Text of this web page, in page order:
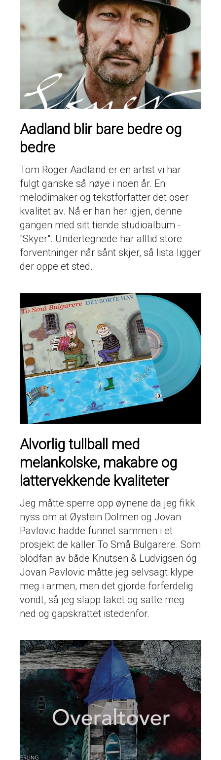
Aadland blir bare bedre og
bedre
Tom Roger Aadland er en artist vi har
fulgt ganske så nøye i noen år. En
melodimaker og tekstforfatter det oser
kvalitet av. Nå er han her igjen, denne
gangen med sitt tiende studioalbum -
"Skyer". Undertegnede har alltid store
forventninger når sånt skjer, så lista ligger
der oppe et sted.
Alvorlig tullball med
melankolske, makabre og
lattervekkende kvaliteter
Jeg måtte sperre opp øynene da jeg fikk
nyss om at Øystein Dolmen og Jovan
Pavlovic hadde funnet sammen i et
prosjekt de kaller To Små Bulgarere. Som
blodfan av både Knutsen & Ludvigsen óg
Jovan Pavlovic måtte jeg selvsagt klype
meg i armen, men det gjorde forferdelig
vondt, så jeg slapp taket og satte meg
ned og gapskrattet istedenfor.